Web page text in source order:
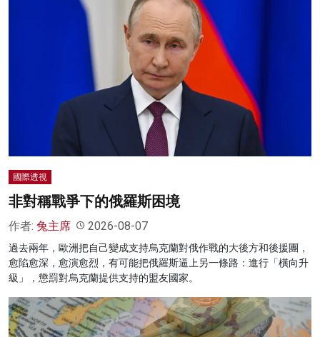
名家榜
灼見活動
國際透視
非對稱戰爭下的俄羅斯困境
作者: 兔主席 2026-08-07
過去兩年，歐洲把自己變成支持烏克蘭對俄作戰的大後方和後援團，
愈陷愈深，愈演愈烈，有可能把俄羅斯逼上另一條路：進行「橫向升
級」，懲罰對烏克蘭提供支持的盟友國家。